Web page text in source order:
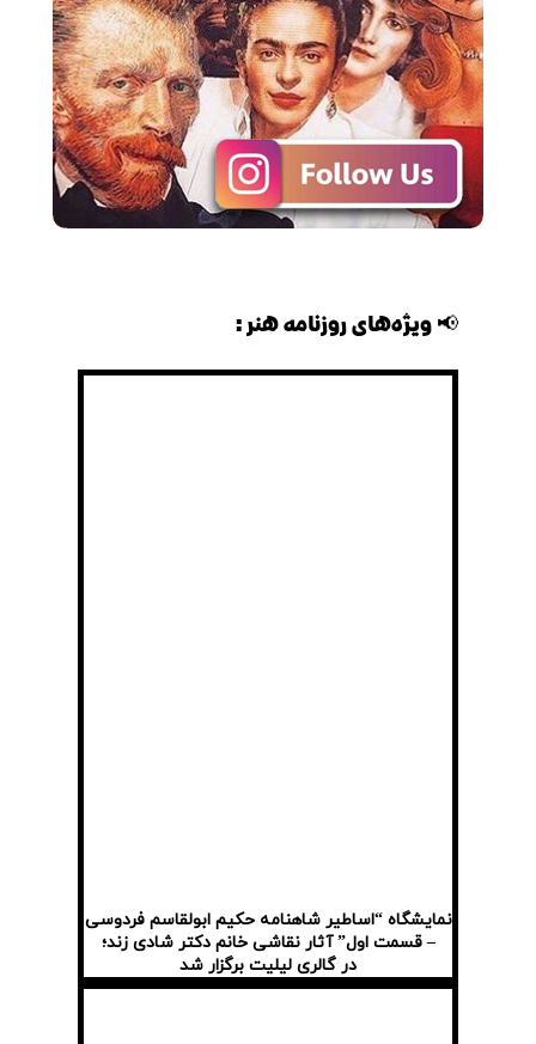
📢 ویژه‌های روزنامه هنر:
نمایشگاه “اساطیر شاهنامه حکیم ابولقاسم فردوسی
– قسمت اول” آثار نقاشی خانم دکتر شادی زند؛
در گالری لیلیت برگزار شد